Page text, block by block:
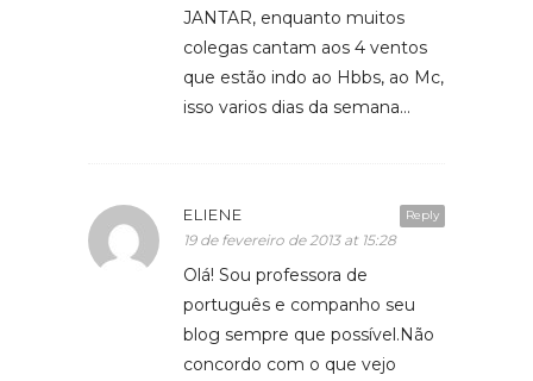
JANTAR, enquanto muitos
colegas cantam aos 4 ventos
que estão indo ao Hbbs, ao Mc,
isso varios dias da semana…
Reply
ELIENE
19 de fevereiro de 2013 at 15:28
Olá! Sou professora de
português e companho seu
blog sempre que possível.Não
concordo com o que vejo